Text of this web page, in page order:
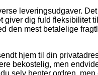
leveringsudgaver.
dig fuld fleksibilitet
den mest betalelige
hjem til din
bekostelig, men
selv henter ordren,